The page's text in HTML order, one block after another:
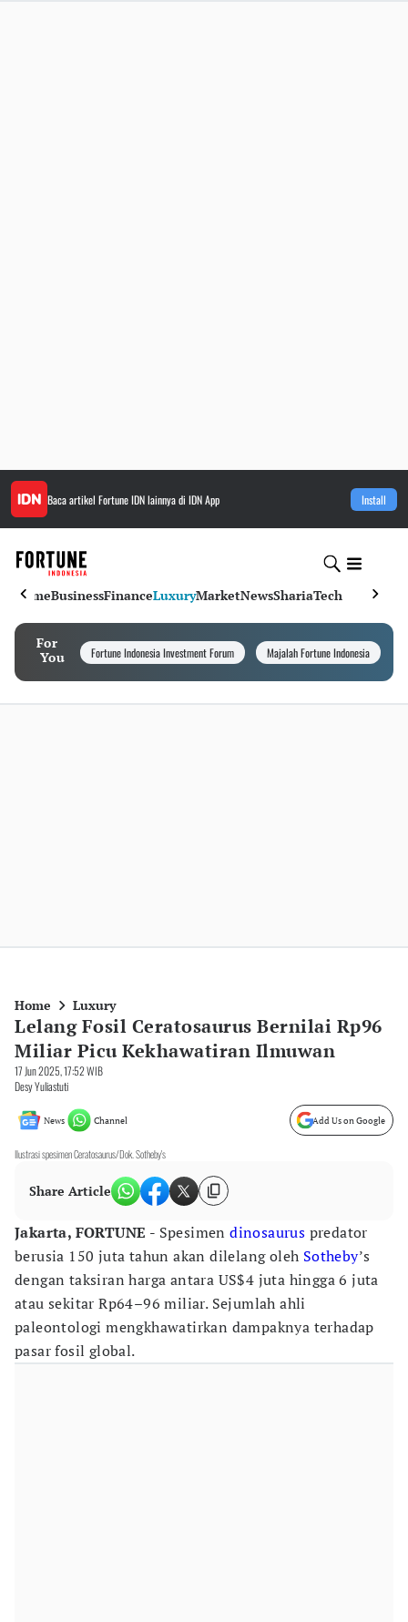
Baca artikel Fortune IDNlainnya di IDN App Install
HomeBusinessFinanceLuxuryMarketNewsShariaTech
For
You
Fortune Indonesia Investment Forum Majalah Fortune Indonesia
Home Luxury
Lelang Fosil Ceratosaurus Bernilai Rp96
Miliar Picu Kekhawatiran Ilmuwan
17 Jun 2025, 17:52 WIB
Desy Yuliastuti
News Channel Add Us on Google
Ilustrasi spesimen Ceratosaurus/Dok. Sotheby's
Share Article
Jakarta, FORTUNE - Spesimendinosaurus predator
berusia 150 juta tahun akan dilelang oleh Sotheby’s
dengan taksiran harga antara US$4 juta hingga 6 juta
atau sekitar Rp64–96 miliar. Sejumlah ahli
paleontologi mengkhawatirkan dampaknya terhadap
pasar fosil global.